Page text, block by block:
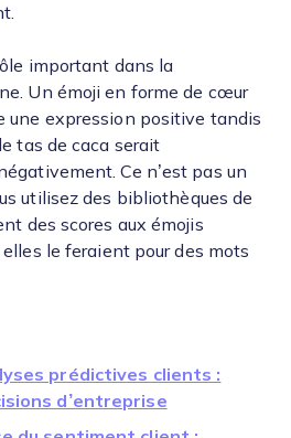
important dans la
Un émoji en forme de cœur
une expression positive tandis
tas de caca serait
Ce n’est pas un
utilisez des bibliothèques de
des scores aux émojis
le feraient pour des mots
prédictives clients :
d’entreprise